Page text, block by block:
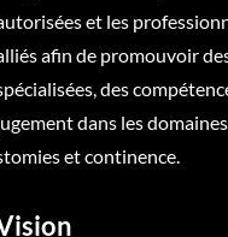
et les
afin de promouvoir
des
dans les
et continence.